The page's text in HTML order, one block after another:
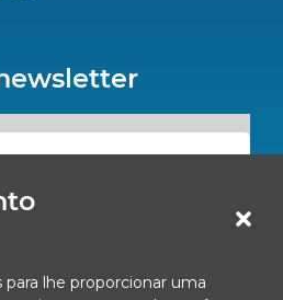
lhe proporcionar uma
da Fenacon.